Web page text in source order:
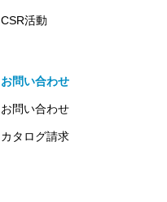
CSR活動
お問い合わせ
お問い合わせ
カタログ請求